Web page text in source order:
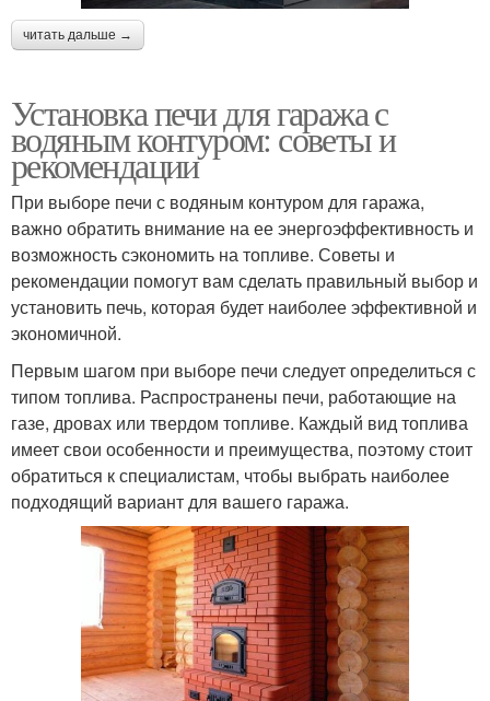
читать дальше →
Установка печи для гаража с
водяным контуром: советы и
рекомендации
При выборе печи с водяным контуром для гаража,
важно обратить внимание на ее энергоэффективность и
возможность сэкономить на топливе. Советы и
рекомендации помогут вам сделать правильный выбор и
установить печь, которая будет наиболее эффективной и
экономичной.
Первым шагом при выборе печи следует определиться с
типом топлива. Распространены печи, работающие на
газе, дровах или твердом топливе. Каждый вид топлива
имеет свои особенности и преимущества, поэтому стоит
обратиться к специалистам, чтобы выбрать наиболее
подходящий вариант для вашего гаража.